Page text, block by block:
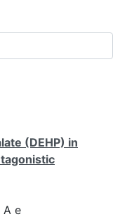
(DEHP) in
A e